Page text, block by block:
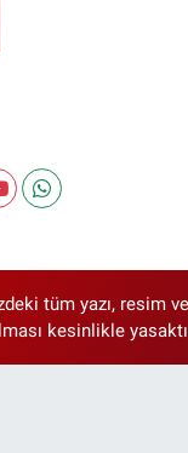
tüm yazı, resim
kesinlikle